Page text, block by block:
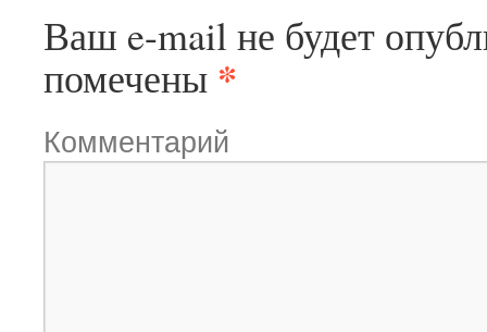
Ваш e-mail не будет
помечены *
Комментарий